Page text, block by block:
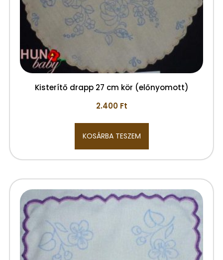
Kisterítő drapp 27 cm kör (előnyomott)
2.400 Ft
KOSÁRBA TESZEM